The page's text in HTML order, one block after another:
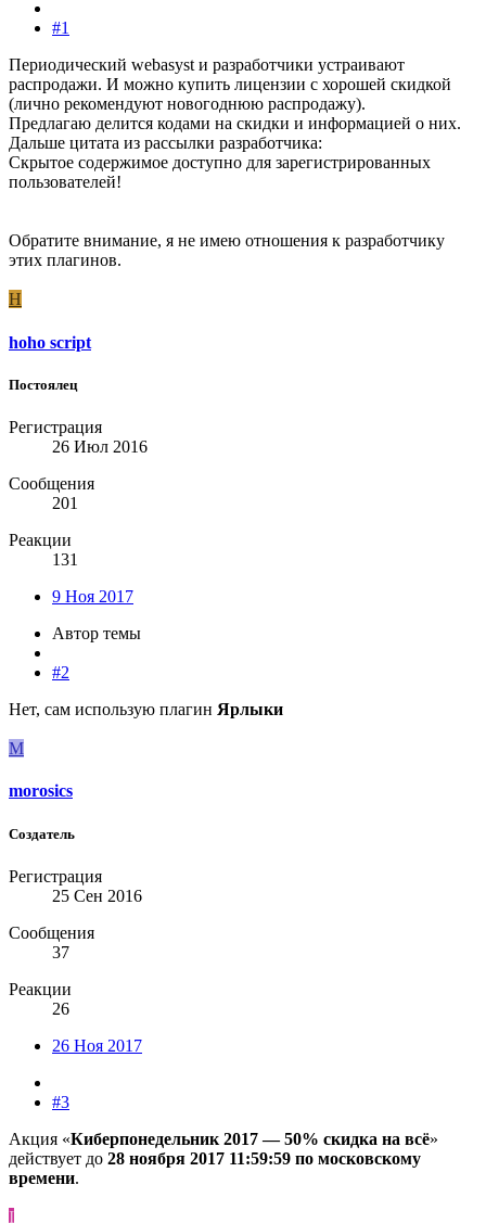
#1
Периодический webasyst и разработчики устраивают
распродажи. И можно купить лицензии с хорошей скидкой
(лично рекомендуют новогоднюю распродажу).
Предлагаю делится кодами на скидки и информацией о них.
Дальше цитата из рассылки разработчика:
Скрытое содержимое доступно для зарегистрированных
пользователей!
Обратите внимание, я не имею отношения к разработчику
этих плагинов.
H
hoho script
Постоялец
Регистрация
26 Июл 2016
Сообщения
201
Реакции
131
9 Ноя 2017
Автор темы
#2
Нет, сам использую плагин Ярлыки
M
morosics
Создатель
Регистрация
25 Сен 2016
Сообщения
37
Реакции
26
26 Ноя 2017
#3
Акция «Киберпонедельник 2017 — 50% скидка на всё»
действует до 28 ноября 2017 11:59:59 по московскому
времени.
I